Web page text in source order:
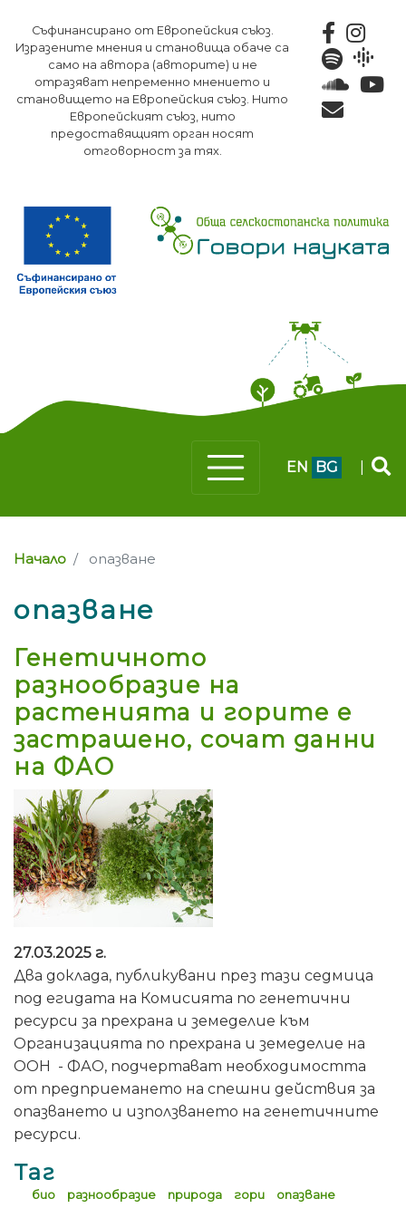
към
основното
съдържание
Съфинансирано от Европейския съюз.
Изразените мнения и становища обаче са
само на автора (авторите) и не
отразяват непременно мнението и
становището на Европейския съюз. Нито
Европейският съюз, нито
предоставящият орган носят
отговорност за тях.
EN BG
Начало опазване
опазване
Генетичното
разнообразие на
растенията и горите е
застрашено, сочат данни
на ФАО
27.03.2025 г.
Два доклада, публикувани през тази седмица
под егидата на Комисията по генетични
ресурси за прехрана и земеделие към
Организацията по прехрана и земеделие на
ООН - ФАО, подчертават необходимостта
от предприемането на спешни действия за
опазването и използването на генетичните
ресурси.
Таг
био разнообразие природа гори опазване